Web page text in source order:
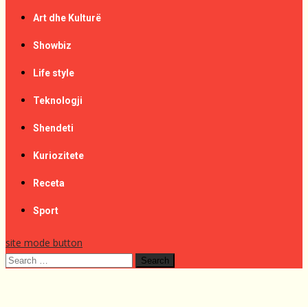
Art dhe Kulturë
Showbiz
Life style
Teknologji
Shendeti
Kuriozitete
Receta
Sport
site mode button
Search